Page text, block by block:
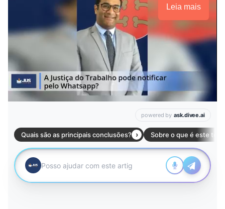
Leia mais